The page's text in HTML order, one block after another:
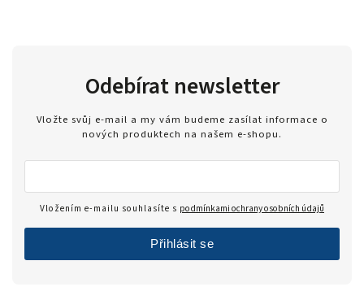
Odebírat newsletter
Vložte svůj e-mail a my vám budeme zasílat informace o
nových produktech na našem e-shopu.
Vložením e-mailu souhlasíte s podmínkami ochrany osobních údajů
Přihlásit se